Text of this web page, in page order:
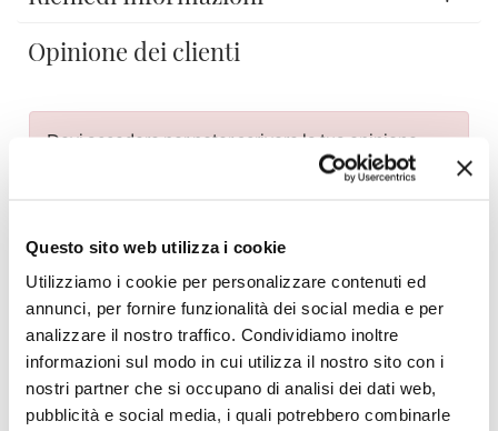
Questo sito web utilizza i cookie
Utilizziamo i cookie per personalizzare contenuti ed
annunci, per fornire funzionalità dei social media e per
analizzare il nostro traffico. Condividiamo inoltre
informazioni sul modo in cui utilizza il nostro sito con i
nostri partner che si occupano di analisi dei dati web,
pubblicità e social media, i quali potrebbero combinarle
Opinione dei clienti
Devi accedere per poter scrivere la tua opinione.
Aggiungi alla Wish List
Invia la tua opinione su questo prodotto Stampa
Condividi